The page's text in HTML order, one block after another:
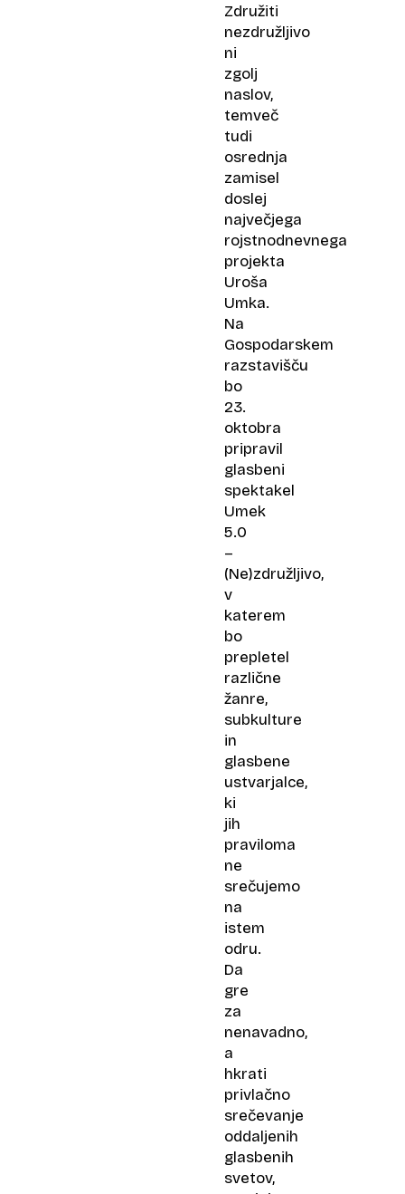
Združiti
nezdružljivo
ni
zgolj
naslov,
temveč
tudi
osrednja
zamisel
doslej
največjega
rojstnodnevnega
projekta
Uroša
Umka.
Na
Gospodarskem
razstavišču
bo
23.
oktobra
pripravil
glasbeni
spektakel
Umek
5.0
–
(Ne)združljivo,
v
katerem
bo
prepletel
različne
žanre,
subkulture
in
glasbene
ustvarjalce,
ki
jih
praviloma
ne
srečujemo
na
istem
odru.
Da
gre
za
nenavadno,
a
hkrati
privlačno
srečevanje
oddaljenih
glasbenih
svetov,